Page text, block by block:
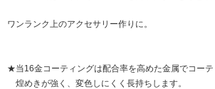
ワンランク上のアクセサリー作りに。
★当16金コーティングは配合率を高めた金属でコーテ
煌めきが強く、変色しにくく長持ちします。